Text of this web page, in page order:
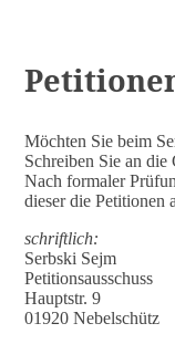
Möchten Sie beim
Schreiben Sie an die
Nach formaler
dieser die Petitionen
schriftlich:
Serbski Sejm
Petitionsausschuss
Hauptstr. 9
01920 Nebelschütz